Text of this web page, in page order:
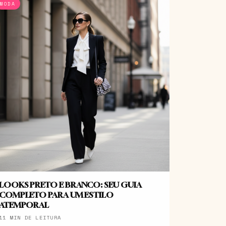
MODA
PRETO E BRANCO: SEU GUIA
PARA UM ESTILO
MIN DE LEITURA